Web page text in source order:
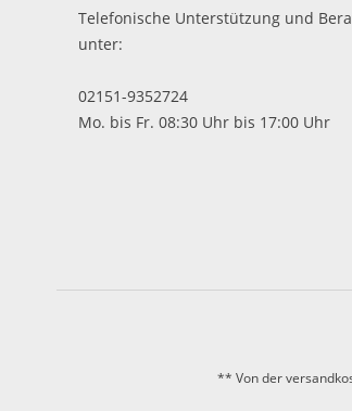
Telefonische Unterstützung und
unter:
02151-9352724
Mo. bis Fr. 08:30 Uhr bis 17:00 Uhr
** Von der